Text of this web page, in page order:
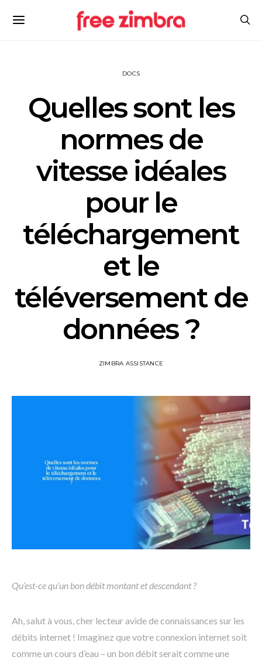
DOCS
Quelles sont les
normes de
vitesse idéales
pour le
téléchargement
et le
téléversement de
données ?
ZIMBRA ASSISTANCE
Qu’est-ce qu’un bon débit montant et descendant ?
Ah, salut à vous, cher lecteur avide de connaissances sur les
débits internet ! Imaginez que votre connexion internet soit
comme un cours d’eau – un bon débit serait comme une